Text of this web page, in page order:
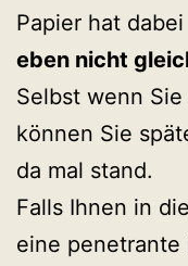
Papier hat
eben nicht
Selbst wenn
können Sie
da mal stand.
Falls Ihnen in
eine penetrante